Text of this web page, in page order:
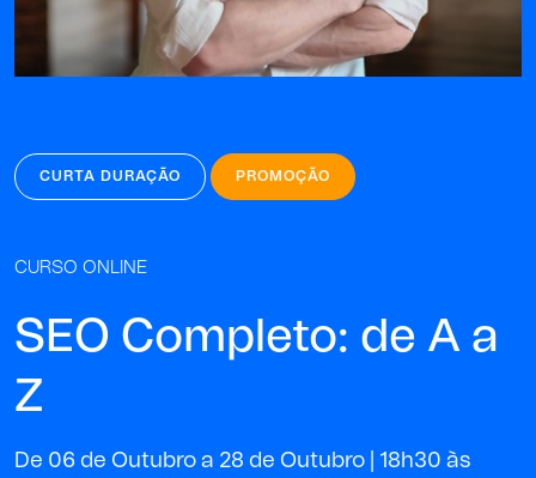
CURTA DURAÇÃO PROMOÇÃO
CURSO ONLINE
SEO Completo: de A a
Z
De 06 de Outubro a 28 de Outubro | 18h30 às